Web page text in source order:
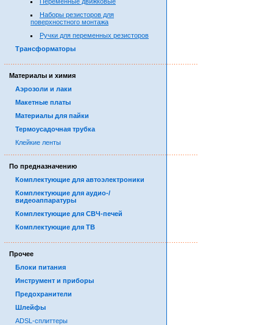
Наборы резисторов для
поверхностного монтажа
Ручки для переменных резисторов
Трансформаторы
Материалы и химия
Аэрозоли и лаки
Макетные платы
Материалы для пайки
Термоусадочная трубка
Клейкие ленты
По предназначению
Комплектующие для автоэлектроники
Комплектующие для аудио-/
видеоаппаратуры
Комплектующие для СВЧ-печей
Комплектующие для ТВ
Прочее
Блоки питания
Инструмент и приборы
Предохранители
Шлейфы
ADSL-сплиттеры